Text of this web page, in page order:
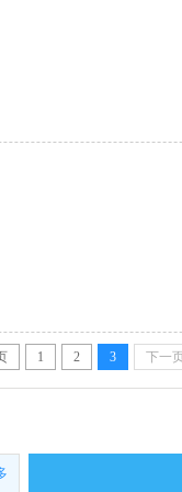
1 2 3 下一